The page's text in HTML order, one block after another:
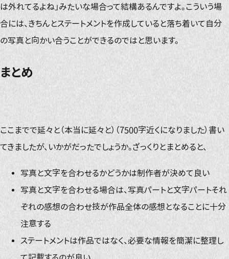
は外れてるよね」みたいな場合って結構あるんですよ。こういう場
合には、きちんとステートメントを作成していると落ち着いて自分
の写真と向かい合うことができるのではと思います。
まとめ
ここまでで延々と（本当に延々と）（7500字近くになりました）書い
てきましたが、いかがだったでしょうか。ざっくりとまとめると、
写真と文字を合わせるかどうかは制作者が決めて良い
写真と文字を合わせる場合は、写真パートと文字パートそれ
ぞれの感想の合わせ技が作品全体の感想となることに十分
注意する
ステートメントは作品ではなく、必要な情報を簡潔に整理し
て記載するのが良い